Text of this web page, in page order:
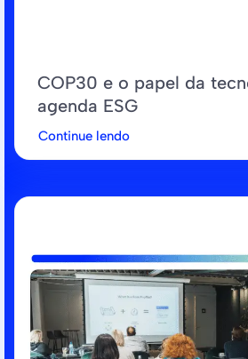
COP30 e o papel da
agenda ESG
Continue lendo